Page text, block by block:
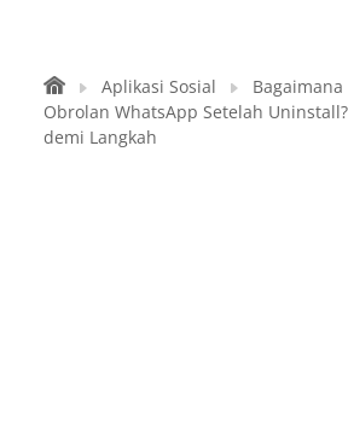
Aplikasi Sosial
Obrolan WhatsApp Setelah
demi Langkah